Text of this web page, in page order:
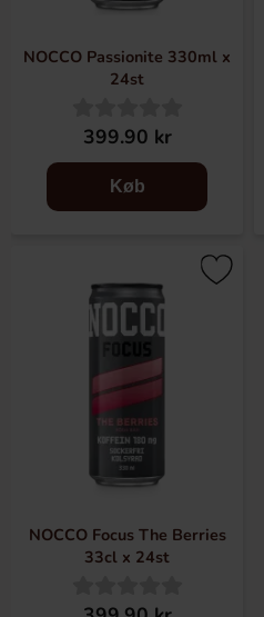
NOCCO Passionite 330ml x
24st
399.90 kr
Køb
NOCCO Focus The Berries
33cl x 24st